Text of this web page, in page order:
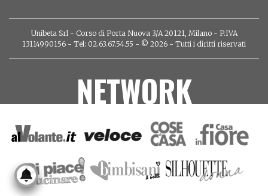
Unibeta Srl - Corso di Porta Nuova 3/A 20121, Milano - P.IVA
13114990156 - Tel: 02.63.67.54.55 - © 2026 - Tutti i diritti riservati
NETWORK